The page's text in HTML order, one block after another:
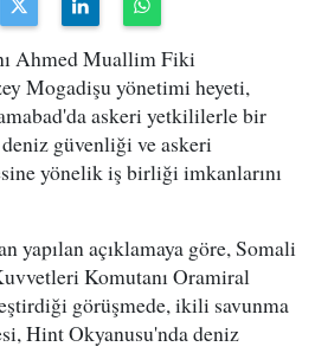
Ahmed Muallim Fiki
Mogadişu yönetimi heyeti,
askeri yetkililerle bir
güvenliği ve askeri
yönelik iş birliği imkanlarını
yapılan açıklamaya göre, Somali
Komutanı Oramiral
görüşmede, ikili savunma
Hint Okyanusu'nda deniz